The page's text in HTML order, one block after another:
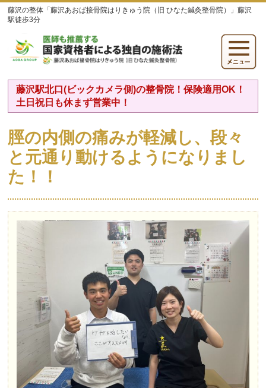
藤沢の整体「藤沢あおば接骨院はりきゅう院（旧 ひなた鍼灸整骨院）」藤沢
駅徒歩3分
藤沢駅北口(ビックカメラ側)の整骨院！保険適用OK！
土日祝日も休まず営業中！
脛の内側の痛みが軽減し、段々
と元通り動けるようになりまし
た！！